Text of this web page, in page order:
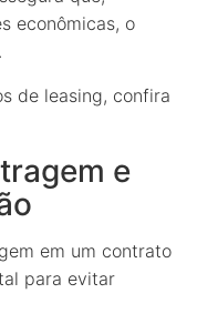
econômicas, o
de leasing, confira
e
em um contrato
para evitar